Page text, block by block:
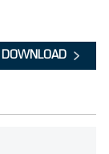
DOWNLOAD